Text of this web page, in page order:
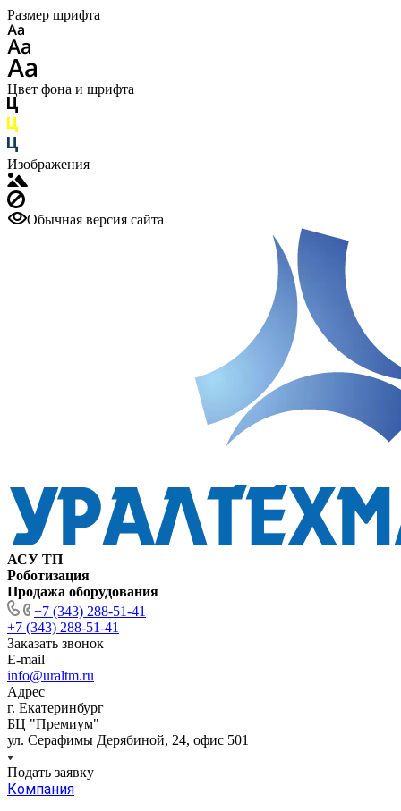
Размер шрифта
Цвет фона и шрифта
Изображения
Обычная версия сайта
АСУ ТП
Роботизация
Продажа оборудования
+7 (343) 288-51-41
+7 (343) 288-51-41
Заказать звонок
E-mail
info@uraltm.ru
Адрес
г. Екатеринбург
БЦ "Премиум"
ул. Серафимы Дерябиной, 24, офис 501
Подать заявку
Компания